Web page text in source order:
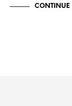
CONTINUE